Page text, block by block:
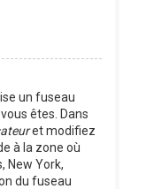
un fuseau
êtes. Dans
et modifiez
à la zone où
New York,
du fuseau